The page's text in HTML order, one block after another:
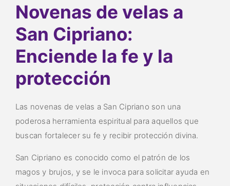
Novenas de velas a
San Cipriano:
Enciende la fe y la
protección
Las novenas de velas a San Cipriano son una
poderosa herramienta espiritual para aquellos que
buscan fortalecer su fe y recibir protección divina.
San Cipriano es conocido como el patrón de los
magos y brujos, y se le invoca para solicitar ayuda en